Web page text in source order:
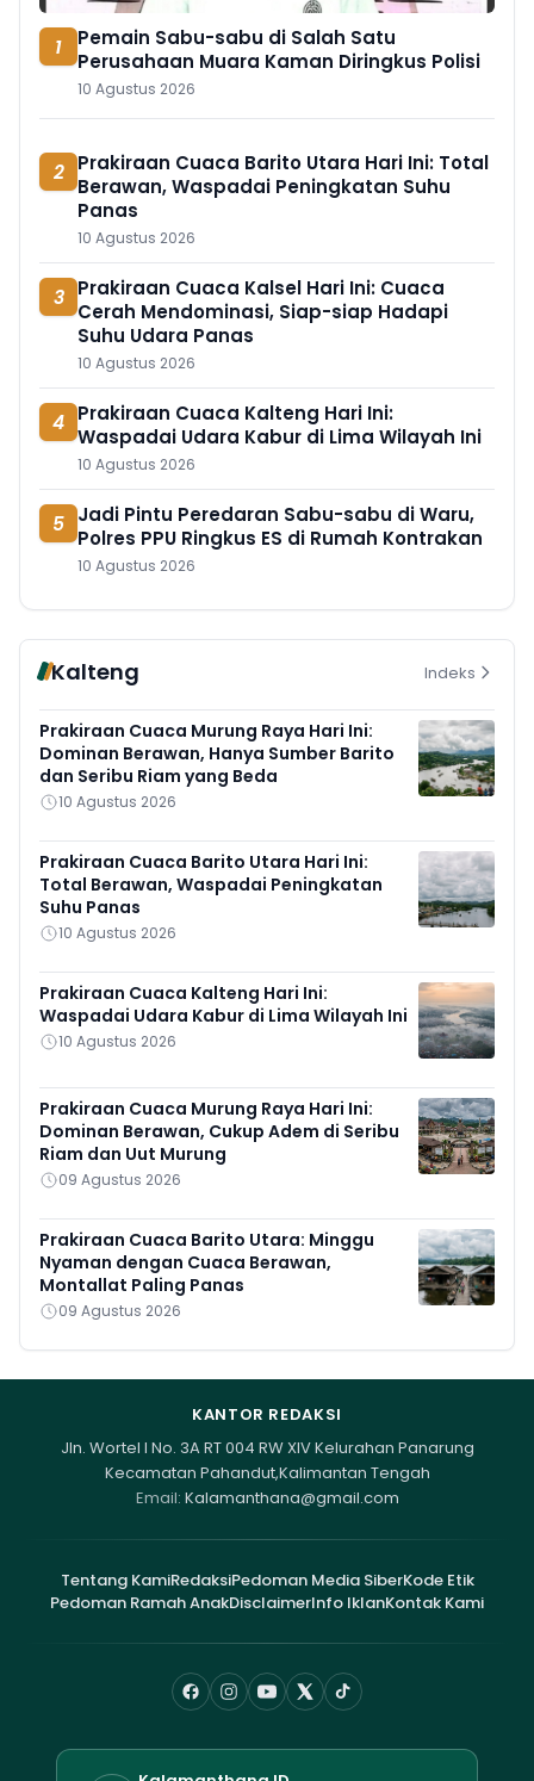
1
Pemain Sabu-sabu di Salah Satu
Perusahaan Muara Kaman Diringkus Polisi
10 Agustus 2026
2 Prakiraan Cuaca Barito Utara Hari Ini: Total
Berawan, Waspadai Peningkatan Suhu
Panas
10 Agustus 2026
3 Prakiraan Cuaca Kalsel Hari Ini: Cuaca
Cerah Mendominasi, Siap-siap Hadapi
Suhu Udara Panas
10 Agustus 2026
4 Prakiraan Cuaca Kalteng Hari Ini:
Waspadai Udara Kabur di Lima Wilayah Ini
10 Agustus 2026
5 Jadi Pintu Peredaran Sabu-sabu di Waru,
Polres PPU Ringkus ES di Rumah Kontrakan
10 Agustus 2026
Kalteng Indeks
Prakiraan Cuaca Murung Raya Hari Ini:
Dominan Berawan, Hanya Sumber Barito
dan Seribu Riam yang Beda
10 Agustus 2026
Prakiraan Cuaca Barito Utara Hari Ini:
Total Berawan, Waspadai Peningkatan
Suhu Panas
10 Agustus 2026
Prakiraan Cuaca Kalteng Hari Ini:
Waspadai Udara Kabur di Lima Wilayah Ini
10 Agustus 2026
Prakiraan Cuaca Murung Raya Hari Ini:
Dominan Berawan, Cukup Adem di Seribu
Riam dan Uut Murung
09 Agustus 2026
Prakiraan Cuaca Barito Utara: Minggu
Nyaman dengan Cuaca Berawan,
Montallat Paling Panas
09 Agustus 2026
KANTOR REDAKSI
Jln. Wortel I No. 3A RT 004 RW XIV Kelurahan Panarung
Kecamatan Pahandut,Kalimantan Tengah
Email: Kalamanthana@gmail.com
Tentang KamiRedaksiPedoman Media SiberKode Etik
Pedoman Ramah AnakDisclaimerInfo IklanKontak Kami